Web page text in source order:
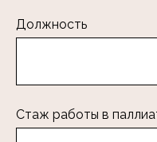
Должность
Стаж работы в